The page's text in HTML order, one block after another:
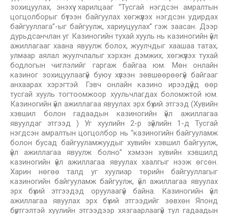
зохицуулах, энэхүү харилцааг “Тусгай нэгдсэн амралтын
цогцолборыг бүтээн байгуулах хөгжүүлэх нэгдсэн удирдах
байгууллага”-ыг байгуулж, хариуцуулах” гэж заасан. Дээр
дурьдсанчлан уг Казиногийн тухай хууль нь казиногийн үйл
ажиллагааг хаана явуулж болох, жуулчдыг хаашаа татах,
улмаар аялал жуулчлалыг хэрхэн дэмжих, хөгжүүлэх тухай
бодлогын чиглэлийг гаргаж байгаа юм. Мөн онлайн
казиног зохицуулаагүй буюу хүлээн зөвшөөрөөгүй байгааг
анхаарах хэрэгтэй. Гэвч онлайн казино ирээдүйд өөр
тусгай хууль тогтоомжоор хуульчлагдах боломжтой юм.
Казиногийн үйл ажиллагаа явуулах эрх бүхий этгээд (Хувийн
хэвшил болон гадаадын казиногийн үйл ажиллагаа
явуулдаг этгээд ) Уг хуулийн 2-р зүйлийн 1-д Тусгай
нэгдсэн амралтын цогцолбор нь “казиногийн байгууламж
болон бусад байгууламжуудыг хувийн хэвшил байгуулж,
үйл ажиллагаа явуулж болно” хэмээн хувийн хэвшилд
казиногийн үйл ажиллагаа явуулах хаалгыг нээж өгсөн.
Харин нөгөө талд уг хуулиар төрийн байгууллагыг
казиногийн байгууламж байгуулж, үйл ажиллагаа явуулах
эрх бүхий этгээдэд оруулаагүй байна. Казиногийн үйл
ажиллагаа явуулах эрх бүхий этгээдийг зөвхөн Японд
бүртгэлтэй хуулийн этгээдээр хязгаарлаагүй тул гадаадын